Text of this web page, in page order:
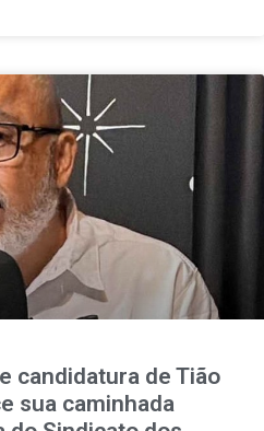
candidatura de Tião
sua caminhada